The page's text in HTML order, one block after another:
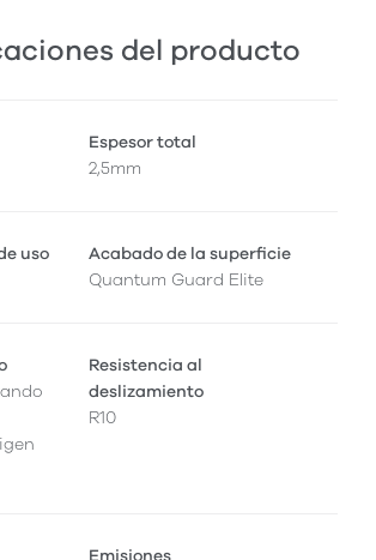
del producto
Espesor total
2,5mm
uso
Acabado de la superficie
Quantum Guard Elite
Resistencia al
deslizamiento
R10
Emisiones